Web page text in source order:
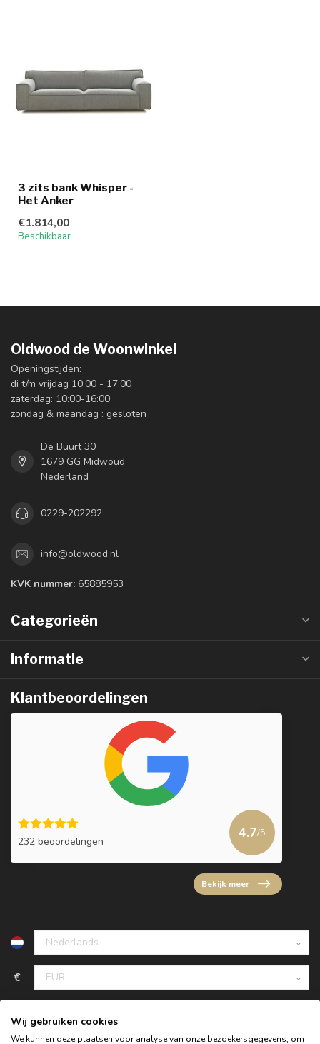
3 zits bank Whisper -
Het Anker
€1.814,00
Beschikbaar
Oldwood de Woonwinkel
Openingstijden:
di t/m vrijdag 10:00 - 17:00
zaterdag: 10:00-16:00
zondag & maandag : gesloten
De Buurt 30
1679 GG Midwoud
Nederland
0229-202292
info@oldwood.nl
KVK nummer: 65885953
Categorieën
Informatie
Klantbeoordelingen
232 beoordelingen
4.7/5
Bekijk meer
€
Wij gebruiken cookies
We kunnen deze plaatsen voor analyse van onze bezoekersgegevens, om